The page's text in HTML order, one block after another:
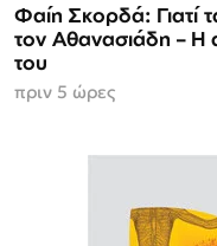
Φαίη Σκορδά: Γιατί
τον Αθανασιάδη – Η
του
πριν 5 ώρες